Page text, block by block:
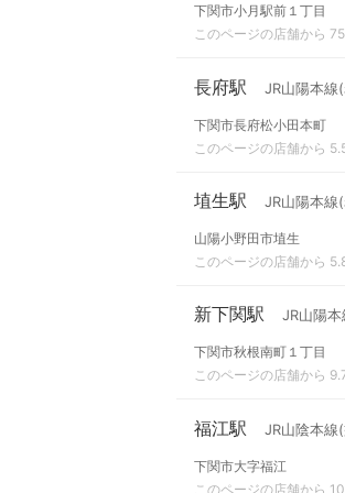
下関市小月駅前１丁目
このページの店舗から
長府駅 JR山陽本線
下関市長府松小田本町
このページの店舗から
埴生駅 JR山陽本線
山陽小野田市埴生
このページの店舗から
新下関駅 JR山陽
下関市秋根南町１丁目
このページの店舗から
福江駅 JR山陰本線
下関市大字福江
このページの店舗から